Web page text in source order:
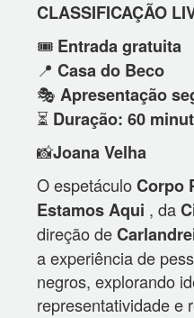
CLASSIFICAÇÃO
🎟️ Entrada gratuita
📍Casa do Beco
🎭Apresentação
⏳ Duração: 60
📸Joana Velha
O espetáculoCorpo
Estamos Aqui , da
direção de
a experiência de
negros, explorando
representatividade e